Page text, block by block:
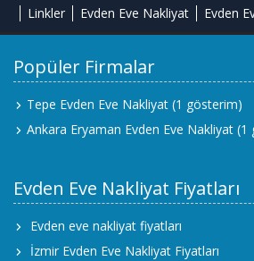
Linkler Evden Eve Nakliyat Evden
Popüler Firmalar
Tepe Evden Eve Nakliyat (1 gösterim)
Ankara Eryaman Evden Eve Nakliyat (1
Evden Eve Nakliyat Fiyatları
Evden eve nakliyat fiyatları
İzmir Evden Eve Nakliyat Fiyatları